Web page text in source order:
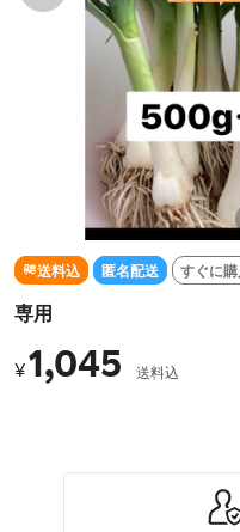
送料込 匿名配送 すぐに
専用
¥1,045 送料込